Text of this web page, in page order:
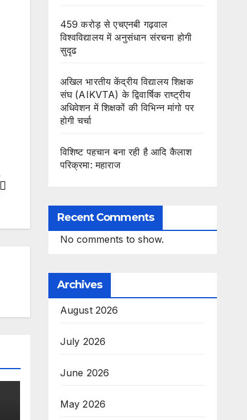
459 करोड़ से एचएनबी गढ़वाल
विश्वविद्यालय में अनुसंधान संरचना होगी
सुदृढ
अखिल भारतीय केंद्रीय विद्यालय शिक्षक
संघ (AIKVTA) के द्विवार्षिक राष्ट्रीय
अधिवेशन में शिक्षकों की विभिन्न मांगो पर
होगी चर्चा
विशिष्ट पहचान बना रही है आदि कैलाश
परिक्रमा: महाराज
Recent Comments
No comments to show.
Archives
August 2026
July 2026
June 2026
May 2026